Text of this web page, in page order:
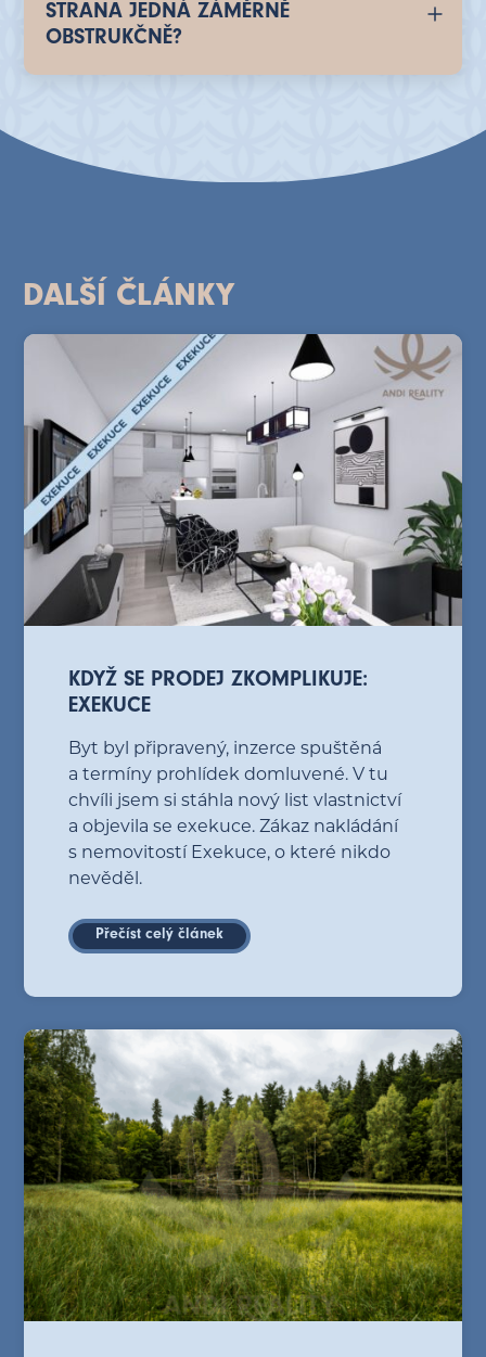
STRANA JEDNÁ ZÁMĚRNĚ
OBSTRUKČNĚ?
DALŠÍ ČLÁNKY
KDYŽ SE PRODEJ ZKOMPLIKUJE:
EXEKUCE
Byt byl připravený, inzerce spuštěná
a termíny prohlídek domluvené. V tu
chvíli jsem si stáhla nový list vlastnictví
a objevila se exekuce. Zákaz nakládání
s nemovitostí Exekuce, o které nikdo
nevěděl.
Přečíst celý článek